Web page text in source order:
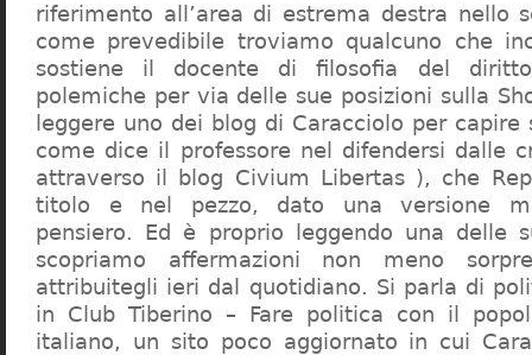
riferimento all’area di estrema destra nello
come prevedibile troviamo qualcuno che
sostiene il docente di filosofia del
polemiche per via delle sue posizioni sulla
leggere uno dei blog di Caracciolo per
come dice il professore nel difendersi dalle
attraverso il blog Civium Libertas ), che
titolo e nel pezzo, dato una versione
pensiero. Ed è proprio leggendo una delle
scopriamo affermazioni non meno
attribuitegli ieri dal quotidiano. Si parla di
in Club Tiberino – Fare politica con il
italiano, un sito poco aggiornato in cui